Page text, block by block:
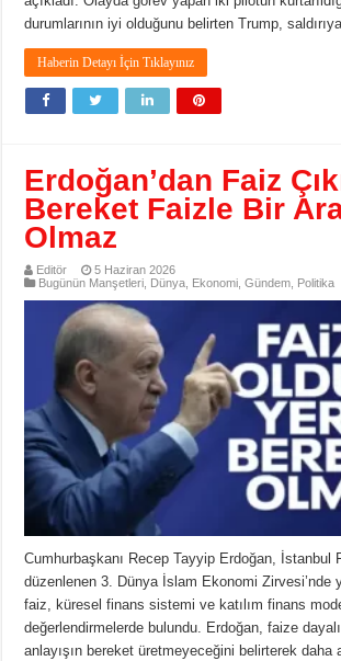
durumlarının iyi olduğunu belirten Trump,
Haberin Detayı İçin Tıklayınız
Erdoğan’dan Faiz
Bereket Faizle Bir
Olmaz
Editör
5 Haziran 2026
Bugünün Manşetleri, Dünya, Ekonomi,Gündem, Politika
Cumhurbaşkanı Recep Tayyip Erdoğan, İstanbul
düzenlenen 3. Dünya İslam Ekonomi Zirvesi’nde
faiz, küresel finans sistemi ve katılım finans
değerlendirmelerde bulundu. Erdoğan, faize
anlayışın bereket üretmeyeceğini belirterek daha